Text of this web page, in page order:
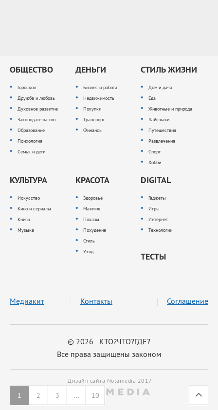
1 2 3 ... 10
ОБЩЕСТВО
Гороскоп
Дружба и любовь
Духовное развитие
Законодательство
Образование
Психология
Семья и дети
ДЕНЬГИ
Бизнес и работа
Недвижимость
Покупки
Транспорт
Финансы
СТИЛЬ ЖИЗНИ
Дом и дача
Еда
Животные и природа
Лайфхаки
Путешествия
Развлечения
Спорт
Хобби
КУЛЬТУРА
Искусство
Кино и сериалы
Книги
Музыка
КРАСОТА
Здоровье
Макияж
Показы
Похудение
Стиль
Уход
DIGITAL
Гаджеты
Игры
Интернет
Технологии
ТЕСТЫ
© 2026 КТО?ЧТО?ГДЕ?
Все права защищены законом
Медиакит Контакты Соглашение
Дизайн сайта Notamedia 2017